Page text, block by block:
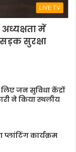
LIVE TV
अध्यक्षता में
सुरक्षा
जन सुविधा केंद्रों
ने किया स्थलीय
कार्यक्रम